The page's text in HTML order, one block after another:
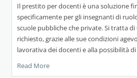
Il prestito per docenti è una soluzione
specificamente per gli insegnanti di
scuole pubbliche che private. Si tratta
richiesto, grazie alle sue condizioni
lavorativa dei docenti e alla possibilità
Read More